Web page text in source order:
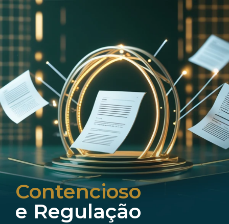
Contencioso
e Regulação